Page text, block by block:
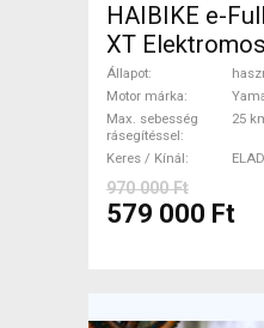
HAIBIKE e-
XT
össztelós /
használt
Állapot
Motor márka
Max. sebesség
rásegítéssel
25
Keres / Kínál
970 000 Ft
579 000 Ft